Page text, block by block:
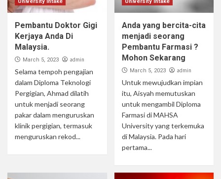
University Intake
Pembantu Doktor Gigi
Kerjaya Anda Di
Malaysia.
March 5, 2023 admin
Selama tempoh pengajian
dalam Diploma Teknologi
Pergigian, Ahmad dilatih
untuk menjadi seorang
pakar dalam menguruskan
klinik pergigian, termasuk
menguruskan rekod...
University Intake
Anda yang bercita-cita
menjadi seorang
Pembantu Farmasi ?
Mohon Sekarang
March 5, 2023 admin
Untuk mewujudkan impian
itu, Aisyah memutuskan
untuk mengambil Diploma
Farmasi di MAHSA
University yang terkemuka
di Malaysia. Pada hari
pertama...